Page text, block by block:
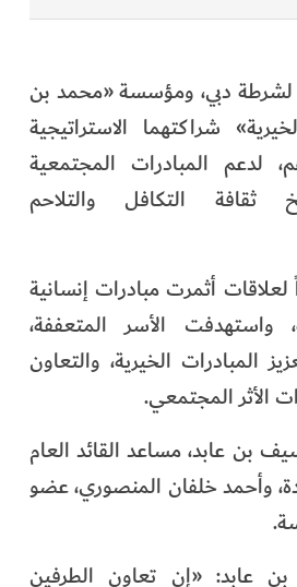
لشرطة دبي، ومؤسسة «محمد بن
شراكتهما الاستراتيجية
لدعم المبادرات المجتمعية
ثقافة التكافل والتلاحم
لعلاقات أثمرت مبادرات إنسانية
واستهدفت الأسر المتعففة،
المبادرات الخيرية، والتعاون
الأثر المجتمعي.
بن عابد، مساعد القائد العام
وأحمد خلفان المنصوري، عضو
عابد: «إن تعاون الطرفين